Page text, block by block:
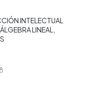
INTELECTUAL
ÁLGEBRA LINEAL